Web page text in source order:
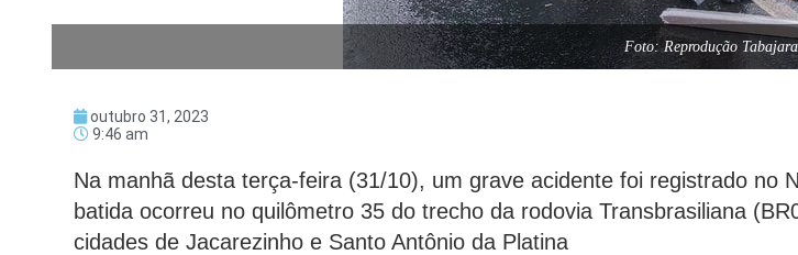
Foto: Reprodução
outubro 31, 2023
9:46 am
Na manhã desta terça-feira (31/10), um grave acidente foi registrado no
batida ocorreu no quilômetro 35 do trecho da rodovia Transbrasiliana
cidades de Jacarezinho e Santo Antônio da Platina